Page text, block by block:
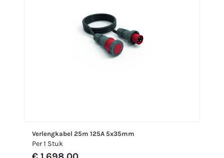
Verlengkabel 25m 125A 5x35mm
Per 1 Stuk